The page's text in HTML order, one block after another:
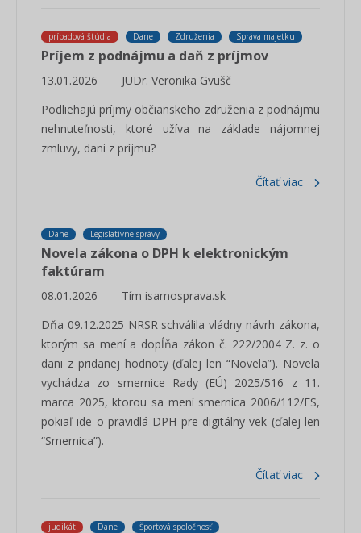
prípadová štúdia Dane Združenia Správa majetku
Príjem z podnájmu a daň z príjmov
13.01.2026
JUDr. Veronika Gvušč
Podliehajú príjmy občianskeho združenia z podnájmu
nehnuteľnosti, ktoré užíva na základe nájomnej
zmluvy, dani z príjmu?
Čítať viac
Dane Legislatívne správy
Novela zákona o DPH k elektronickým
faktúram
08.01.2026
Tím isamosprava.sk
Dňa 09.12.2025 NRSR schválila vládny návrh zákona,
ktorým sa mení a dopĺňa zákon č. 222/2004 Z. z. o
dani z pridanej hodnoty (ďalej len “Novela”). Novela
vychádza zo smernice Rady (EÚ) 2025/516 z 11.
marca 2025, ktorou sa mení smernica 2006/112/ES,
pokiaľ ide o pravidlá DPH pre digitálny vek (ďalej len
“Smernica”).
Čítať viac
judikát Dane Športová spoločnosť